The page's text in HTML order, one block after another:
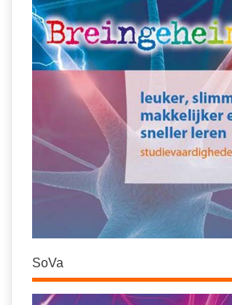
SoVa